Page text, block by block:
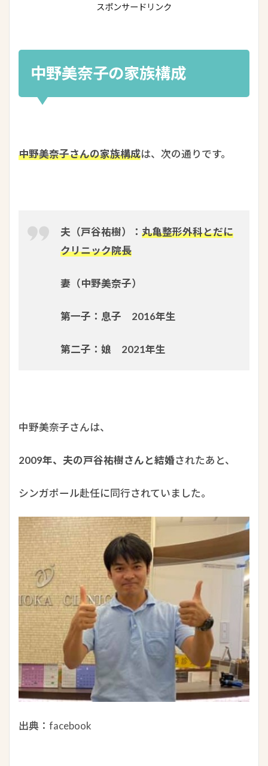
スポンサードリンク
中野美奈子の家族構成
中野美奈子さんの家族構成は、次の通りです。
夫（戸谷祐樹）： 丸亀整形外科とだに
クリニック院長
妻（中野美奈子）
第一子：息子 2016年生
第二子：娘 2021年生
中野美奈子さんは、
2009年、夫の戸谷祐樹さんと結婚されたあと、
シンガポール赴任に同行されていました。
出典：facebook